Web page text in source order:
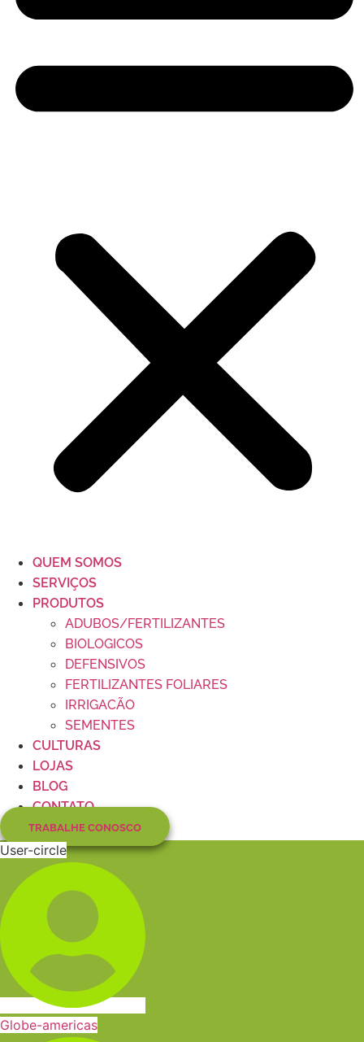
QUEM SOMOS
SERVIÇOS
PRODUTOS
ADUBOS/FERTILIZANTES
BIOLOGICOS
DEFENSIVOS
FERTILIZANTES FOLIARES
IRRIGACÃO
SEMENTES
CULTURAS
LOJAS
BLOG
CONTATO
TRABALHE CONOSCO
User-circle
Globe-americas